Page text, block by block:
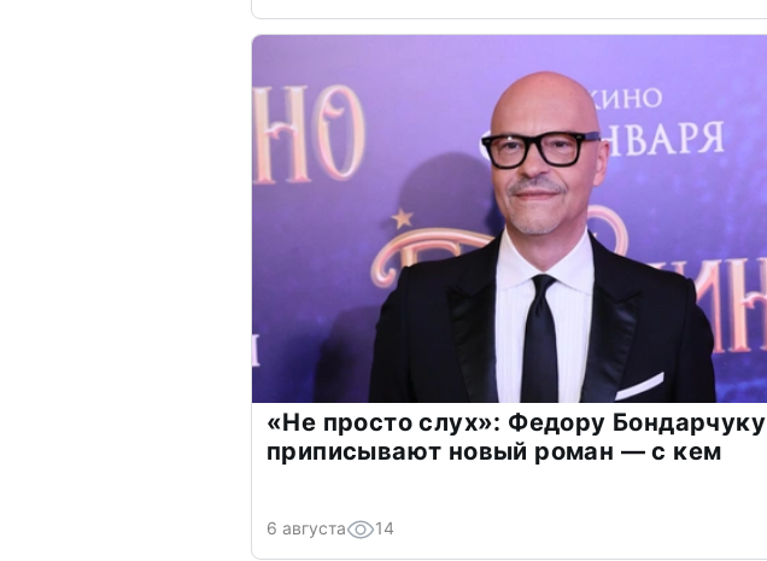
«Не просто слух»: Федору Бондарчуку
приписывают новый роман — с кем
6 августа 14